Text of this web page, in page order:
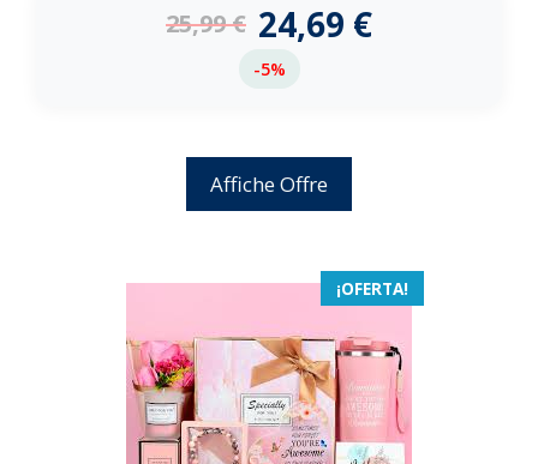
5
25,99€ 24,69 €
-5%
Affiche Offre
¡OFERTA!